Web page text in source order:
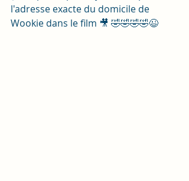
l'adresse exacte du domicile de
Wookie dans le film 🎥 🤣🤣🤣🤣😉